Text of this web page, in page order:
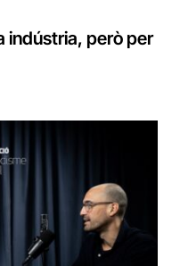
indústria, però per